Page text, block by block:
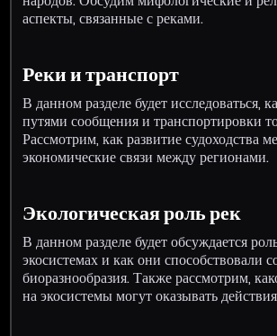
аспекты, связанные с реками.
Реки и транспорт
В данном разделе будет исследоваться,
путями сообщения и транспортировки
Рассмотрим, как развитие судоходства
экономические связи между регионами.
Экологическая роль рек
В данном разделе будет обсуждается
экосистемах и как они способствовали
биоразнообразия. Также рассмотрим,
на экосистемы могут оказывать